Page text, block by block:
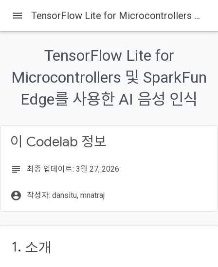
이 페이지의 내용
1. 소개
빌드할 항목
마이크로컨트롤러의 머신러닝
TensorFlow Lite For Microcontrollers (소프트웨어)
menu TensorFlow Lite for Microcontrollers 및 SparkFun Edge를 사용한 AI 음성 인식
TensorFlow Lite for
Microcontrollers 및 SparkFun
Edge를 사용한 AI 음성 인식
이 Codelab 정보
subject 최종 업데이트: 3월 27, 2026
account_circle 작성자: dansitu, mnatraj
1. 소개